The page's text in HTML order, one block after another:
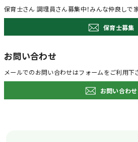
保育士さん 調理員さん募集中！みんな仲良しで
保育士募集
お問い合わせ
メールでのお問い合わせはフォームをご利用下
お問い合わせ